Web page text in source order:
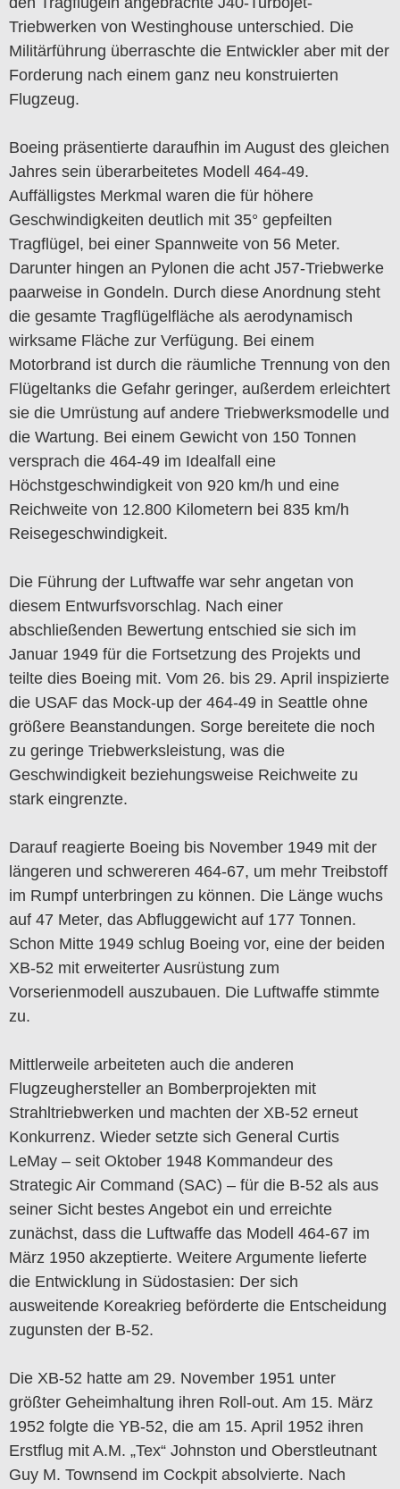
Triebwerken von Westinghouse unterschied. Die
Militärführung überraschte die Entwickler aber mit der
Forderung nach einem ganz neu konstruierten
Flugzeug.
Boeing präsentierte daraufhin im August des gleichen
Jahres sein überarbeitetes Modell 464-49.
Auffälligstes Merkmal waren die für höhere
Geschwindigkeiten deutlich mit 35° gepfeilten
Tragflügel, bei einer Spannweite von 56 Meter.
Darunter hingen an Pylonen die acht J57-Triebwerke
paarweise in Gondeln. Durch diese Anordnung steht
die gesamte Tragflügelfläche als aerodynamisch
wirksame Fläche zur Verfügung. Bei einem
Motorbrand ist durch die räumliche Trennung von den
Flügeltanks die Gefahr geringer, außerdem erleichtert
sie die Umrüstung auf andere Triebwerksmodelle und
die Wartung. Bei einem Gewicht von 150 Tonnen
versprach die 464-49 im Idealfall eine
Höchstgeschwindigkeit von 920 km/h und eine
Reichweite von 12.800 Kilometern bei 835 km/h
Reisegeschwindigkeit.
Die Führung der Luftwaffe war sehr angetan von
diesem Entwurfsvorschlag. Nach einer
abschließenden Bewertung entschied sie sich im
Januar 1949 für die Fortsetzung des Projekts und
teilte dies Boeing mit. Vom 26. bis 29. April inspizierte
die USAF das Mock-up der 464-49 in Seattle ohne
größere Beanstandungen. Sorge bereitete die noch
zu geringe Triebwerksleistung, was die
Geschwindigkeit beziehungsweise Reichweite zu
stark eingrenzte.
Darauf reagierte Boeing bis November 1949 mit der
längeren und schwereren 464-67, um mehr Treibstoff
im Rumpf unterbringen zu können. Die Länge wuchs
auf 47 Meter, das Abfluggewicht auf 177 Tonnen.
Schon Mitte 1949 schlug Boeing vor, eine der beiden
XB-52 mit erweiterter Ausrüstung zum
Vorserienmodell auszubauen. Die Luftwaffe stimmte
zu.
Mittlerweile arbeiteten auch die anderen
Flugzeughersteller an Bomberprojekten mit
Strahltriebwerken und machten der XB-52 erneut
Konkurrenz. Wieder setzte sich General Curtis
LeMay – seit Oktober 1948 Kommandeur des
Strategic Air Command (SAC) – für die B-52 als aus
seiner Sicht bestes Angebot ein und erreichte
zunächst, dass die Luftwaffe das Modell 464-67 im
März 1950 akzeptierte. Weitere Argumente lieferte
die Entwicklung in Südostasien: Der sich
ausweitende Koreakrieg beförderte die Entscheidung
zugunsten der B-52.
Die XB-52 hatte am 29. November 1951 unter
größter Geheimhaltung ihren Roll-out. Am 15. März
1952 folgte die YB-52, die am 15. April 1952 ihren
Erstflug mit A.M. „Tex“ Johnston und Oberstleutnant
Guy M. Townsend im Cockpit absolvierte. Nach